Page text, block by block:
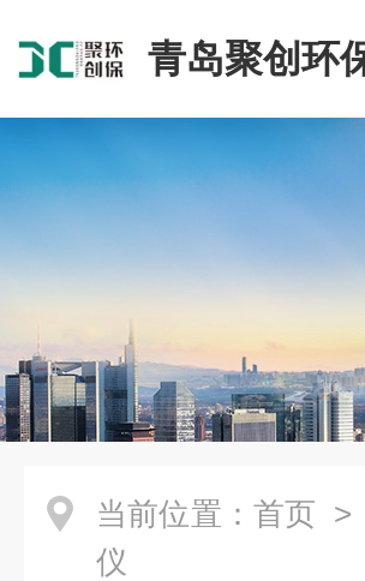
青岛聚创环
当前位置： 首页 >
仪